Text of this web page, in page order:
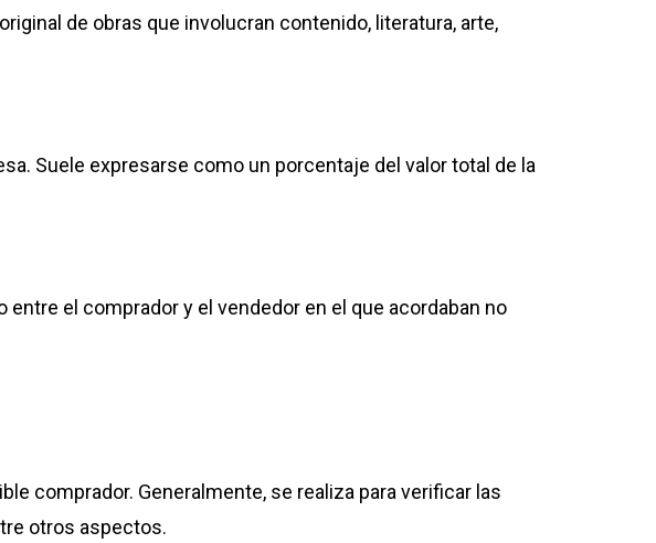
de obras que involucran contenido, literatura, arte,
Suele expresarse como un porcentaje del valor total de la
el comprador y el vendedor en el que acordaban no
comprador. Generalmente, se realiza para verificar las
otros aspectos.